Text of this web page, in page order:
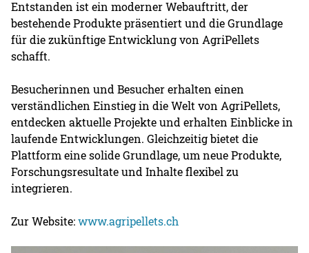
Entstanden ist ein moderner Webauftritt, der
bestehende Produkte präsentiert und die Grundlage
für die zukünftige Entwicklung von AgriPellets
schafft.
Besucherinnen und Besucher erhalten einen
verständlichen Einstieg in die Welt von AgriPellets,
entdecken aktuelle Projekte und erhalten Einblicke in
laufende Entwicklungen. Gleichzeitig bietet die
Plattform eine solide Grundlage, um neue Produkte,
Forschungsresultate und Inhalte flexibel zu
integrieren.
Zur Website:www.agripellets.ch